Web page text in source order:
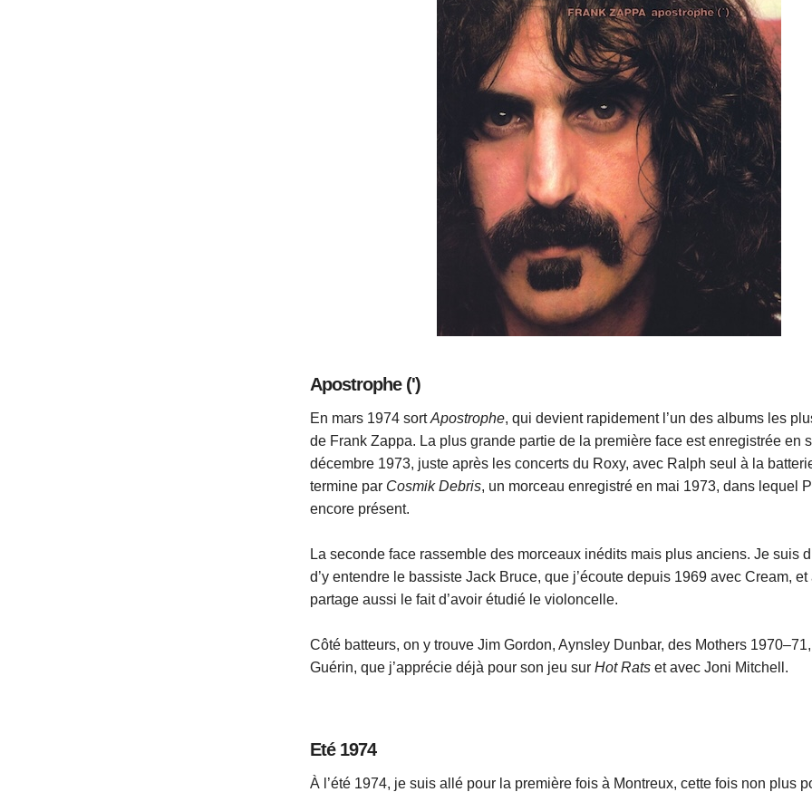
Apostrophe (')
En mars 1974 sortApostrophe, qui devient rapidement l’un des albums les
de Frank Zappa. La plus grande partie de la première face est enregistrée en
décembre 1973, juste après les concerts du Roxy, avec Ralph seul à la
termine par Cosmik Debris, un morceau enregistré en mai 1973, dans lequel
encore présent.
La seconde face rassemble des morceaux inédits mais plus anciens. Je suis
d’y entendre le bassiste Jack Bruce, que j’écoute depuis 1969 avec Cream,
partage aussi le fait d’avoir étudié le violoncelle.
Côté batteurs, on y trouve Jim Gordon, Aynsley Dunbar, des Mothers
Guérin, que j’apprécie déjà pour son jeu sur Hot Rats et avec Joni Mitchell.
Eté 1974
À l’été 1974, je suis allé pour la première fois à Montreux, cette fois non plus